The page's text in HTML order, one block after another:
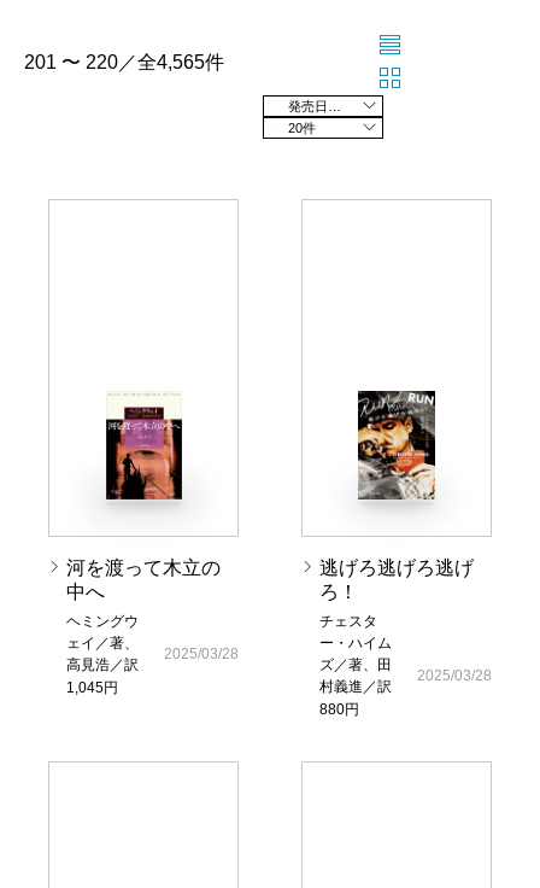
201 〜 220／全4,565件
20件
河を渡って木立の
中へ
ヘミングウ
ェイ／著、
高見浩／訳
1,045円
2025/03/28
逃げろ逃げろ逃げ
ろ！
チェスタ
ー・ハイム
ズ／著、田
村義進／訳
880円
2025/03/28